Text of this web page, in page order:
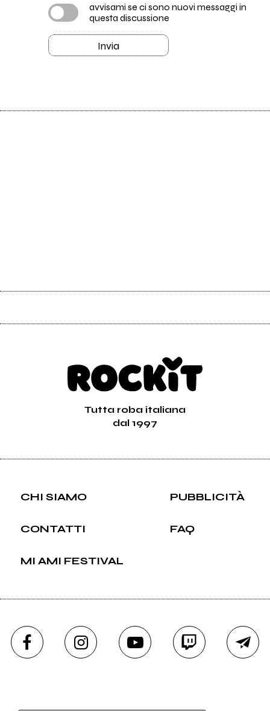
avvisami se ci sono nuovi messaggi in
questa discussione
Invia
Tutta roba italiana
dal 1997
CHI SIAMO PUBBLICITÀ
CONTATTI FAQ
MI AMI FESTIVAL